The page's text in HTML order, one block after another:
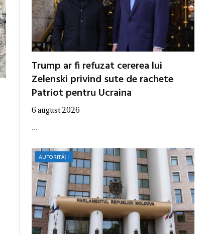
Trump ar fi refuzat cererea lui
Zelenski privind sute de rachete
Patriot pentru Ucraina
6 august 2026
…
AUTORITĂȚI